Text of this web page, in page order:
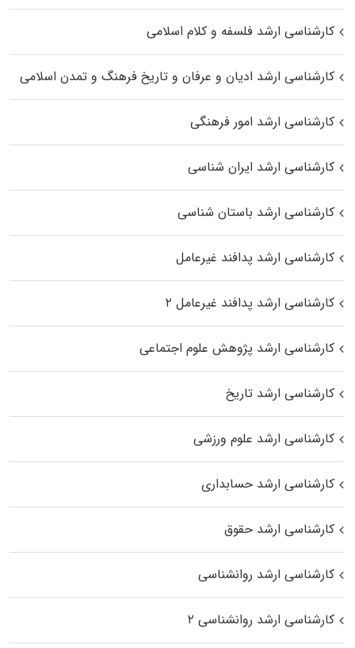
کارشناسی ارشد فلسفه و کلام اسلامی
کارشناسی ارشد ادیان و عرفان و تاریخ فرهنگ و تمدن اسلامی
کارشناسی ارشد امور فرهنگی
کارشناسی ارشد ایران شناسی
کارشناسی ارشد باستان شناسی
کارشناسی ارشد پدافند غیرعامل
کارشناسی ارشد پدافند غیرعامل ۲
کارشناسی ارشد پژوهش علوم اجتماعی
کارشناسی ارشد تاریخ
کارشناسی ارشد علوم ورزشی
کارشناسی ارشد حسابداری
کارشناسی ارشد حقوق
کارشناسی ارشد روانشناسی
کارشناسی ارشد روانشناسی ۲